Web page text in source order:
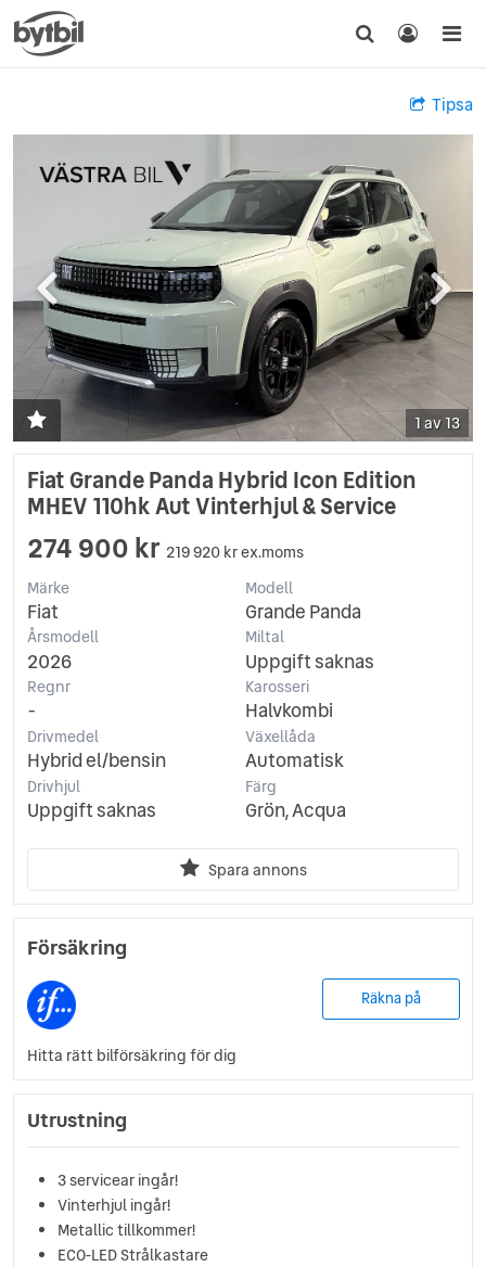
Tipsa
1 av 13
Fiat Grande Panda Hybrid Icon Edition
MHEV 110hk Aut Vinterhjul & Service
274 900 kr 219 920 kr ex.moms
Märke
Fiat
Modell
Grande Panda
Årsmodell
2026
Miltal
Uppgift saknas
Regnr
-
Karosseri
Halvkombi
Drivmedel
Hybrid el/bensin
Växellåda
Automatisk
Drivhjul
Uppgift saknas
Färg
Grön, Acqua
Spara annons
Försäkring
Räkna på
Hitta rätt bilförsäkring för dig
Utrustning
3 servicear ingår!
Vinterhjul ingår!
Metallic tillkommer!
ECO-LED Strålkastare